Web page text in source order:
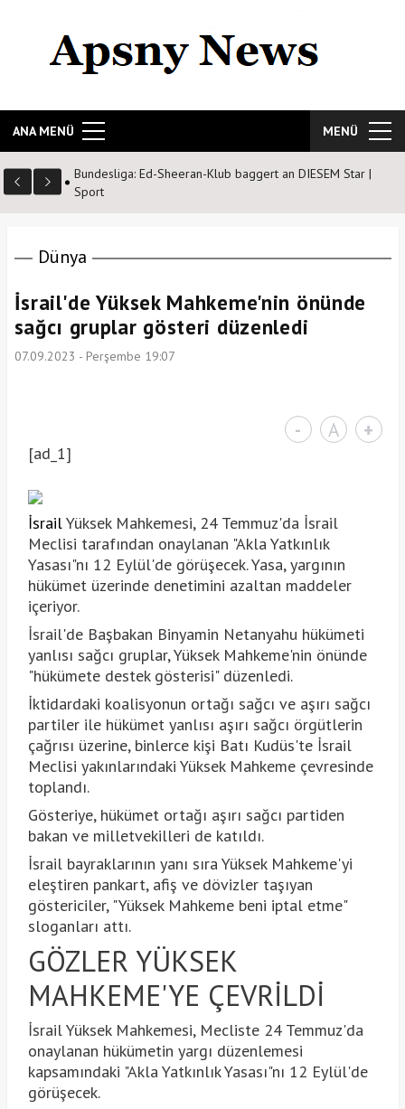
ANA MENÜ MENÜ
costs
Bundesliga: Ed-Sheeran-Klub baggert an DIESEM Star |
Sport
Dünya
İsrail'de Yüksek Mahkeme'nin önünde
sağcı gruplar gösteri düzenledi
07.09.2023 - Perşembe 19:07
- A +
[ad_1]
İsrailYüksek Mahkemesi, 24 Temmuz'da İsrail
Meclisi tarafından onaylanan "Akla Yatkınlık
Yasası"nı 12 Eylül'de görüşecek. Yasa, yargının
hükümet üzerinde denetimini azaltan maddeler
içeriyor.
İsrail'de Başbakan Binyamin Netanyahu hükümeti
yanlısı sağcı gruplar, Yüksek Mahkeme'nin önünde
"hükümete destek gösterisi" düzenledi.
İktidardaki koalisyonun ortağı sağcı ve aşırı sağcı
partiler ile hükümet yanlısı aşırı sağcı örgütlerin
çağrısı üzerine, binlerce kişi Batı Kudüs'te İsrail
Meclisi yakınlarındaki Yüksek Mahkeme çevresinde
toplandı.
Gösteriye, hükümet ortağı aşırı sağcı partiden
bakan ve milletvekilleri de katıldı.
İsrail bayraklarının yanı sıra Yüksek Mahkeme'yi
eleştiren pankart, afiş ve dövizler taşıyan
göstericiler, "Yüksek Mahkeme beni iptal etme"
sloganları attı.
GÖZLER YÜKSEK
MAHKEME'YE ÇEVRİLDİ
İsrail Yüksek Mahkemesi, Mecliste 24 Temmuz'da
onaylanan hükümetin yargı düzenlemesi
kapsamındaki "Akla Yatkınlık Yasası"nı 12 Eylül'de
görüşecek.